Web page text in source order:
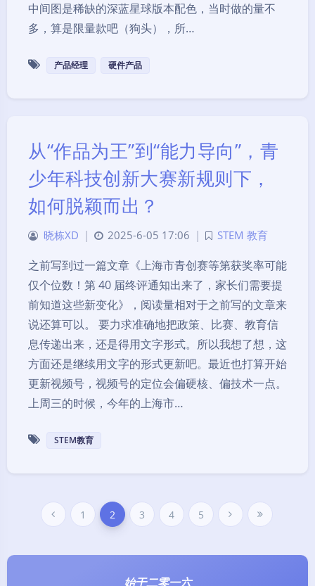
中间图是稀缺的深蓝星球版本配色，当时做的量不
多，算是限量款吧（狗头），所…
产品经理 硬件产品
从“作品为王”到“能力导向”，青
少年科技创新大赛新规则下，
如何脱颖而出？
晓栋XD | 2025-6-05 17:06 | STEM 教育
之前写到过一篇文章《上海市青创赛等第获奖率可能
仅个位数！第 40 届终评通知出来了，家长们需要提
前知道这些新变化》，阅读量相对于之前写的文章来
说还算可以。 要力求准确地把政策、比赛、教育信
息传递出来，还是得用文字形式。所以我想了想，这
方面还是继续用文字的形式更新吧。最近也打算开始
更新视频号，视频号的定位会偏硬核、偏技术一点。
上周三的时候，今年的上海市…
STEM教育
1 2 3 4 5
始于二零一六